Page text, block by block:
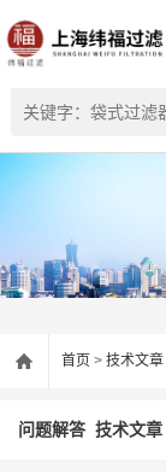
首页 > 技术文章
问题解答 技术文章